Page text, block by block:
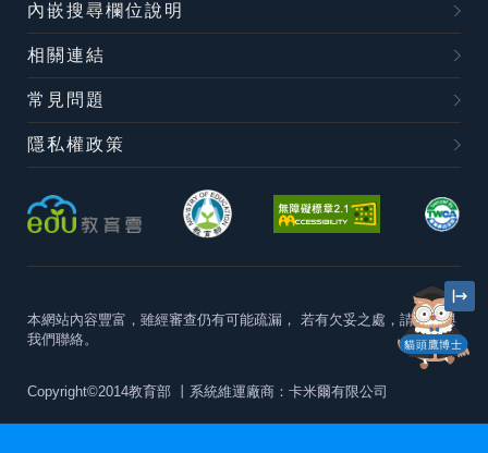
貓頭鷹博士
內嵌搜尋欄位說明
相關連結
常見問題
隱私權政策
本網站內容豐富，雖經審查仍有可能疏漏， 若有欠妥之處，請隨時與
我們聯絡。
Copyright©2014教育部 丨系統維運廠商：卡米爾有限公司